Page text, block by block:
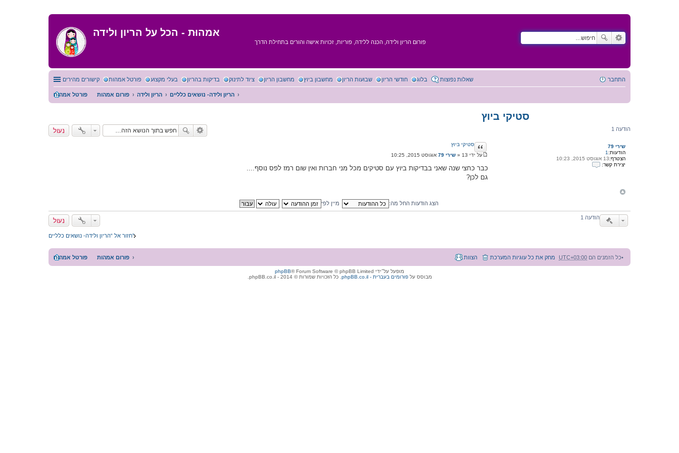
אמהוּת - הכל על הריון ולידה
פורום הריון ולידה, הכנה ללידה, פוריות, זכויות אישה והורים בתחילת הדרך
קישורים מהירים פורטל אמהות בעלי מקצוע בדיקות בהריון ציוד לתינוק מחשבון הריון מחשבון ביוץ שבועות הריון חודשי הריון בלוג שאלות נפוצות התחבר
פורטל אמהות פורום אמהות הריון ולידה הריון ולידה- נושאים כלליים
סטיקי ביוץ
נעול הודעה 1
שירי 79
הודעות:1
הצטרף:13 אוגוסט 2015, 10:23
יצירת קשר:
ר
ם
י
7
סטיקי ביוץ ציטוט
על ידי שירי 79 » 13 אוגוסט 2015, 10:25
כבר כחצי שנה שאני בבדיקות ביוץ עם סטיקים מכל מני חברות ואין שום רמז לפס נוסף....
גם לכן?
הצג הודעות החל מה: מיין לפי
נעול הודעה 1
חזור אל “הריון ולידה- נושאים כלליים”
פורטל אמהות פורום אמהות כל הזמנים הם UTC+03:00 מחק את כל עוגיות המערכת הצוות
מופעל על־ידי phpBB® Forum Software © phpBB Limited
מבוסס עלphpBB.co.il - פורומים בעברית . כל הזכויות שמורות © 2014 - phpBB.co.il.